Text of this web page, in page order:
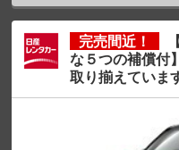
完売間近！
な５つの補償付
取り揃えていま